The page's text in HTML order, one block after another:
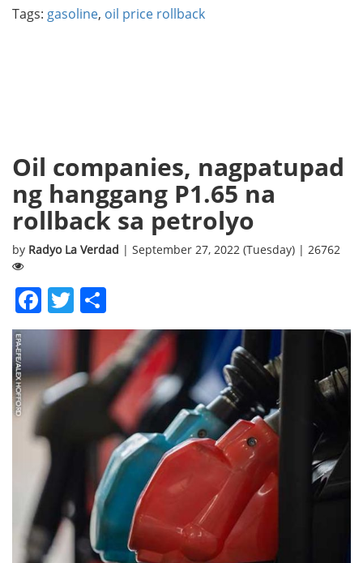
Tags: gasoline, oil price rollback
Oil companies, nagpatupad
ng hanggang P1.65 na
rollback sa petrolyo
by Radyo La Verdad | September 27, 2022 (Tuesday) | 26762
Facebook
Twitter